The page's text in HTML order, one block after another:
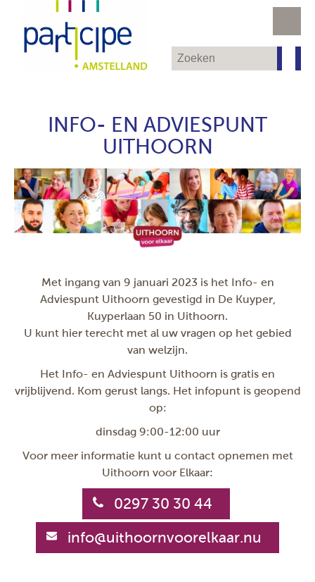
INFO- EN ADVIESPUNT
UITHOORN
Met ingang van 9 januari 2023 is het Info- en
Adviespunt Uithoorn gevestigd in De Kuyper,
Kuyperlaan 50 in Uithoorn.
U kunt hier terecht met al uw vragen op het gebied
van welzijn.
Het Info- en Adviespunt Uithoorn is gratis en
vrijblijvend. Kom gerust langs. Het infopunt is geopend
op:
dinsdag 9:00-12:00 uur
Voor meer informatie kunt u contact opnemen met
Uithoorn voor Elkaar:
0297 30 30 44
info@uithoornvoorelkaar.nu